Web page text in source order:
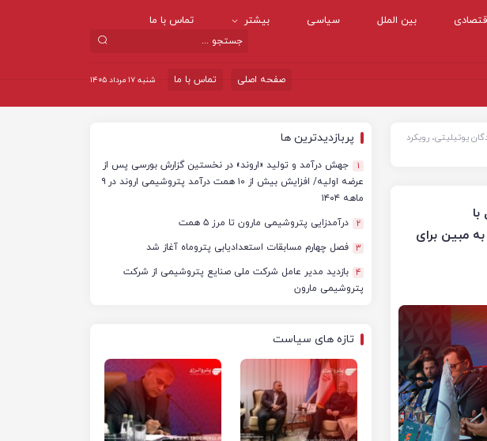
بین الملل سیاسی بیشتر تماس با ما
شنبه ۱۷ مرداد ۱۴۰۵ تماس با ما
صفحه اصلی
یوتیلیتی، رویکرد
خلیج‌فارس/ تخصیص ۲.۵ هکتار زمین به مبین برای
پربازدیدترین ها
1
جهش درآمد و تولید «اروند» در نخستین گزارش بورسی پس از
عرضه اولیه/ افزایش بیش از ۱۰ همت درآمد پتروشیمی اروند در ۹
ماهه ۱۴۰۴
2 درآمدزایی پتروشیمی مارون تا مرز ۵ همت
3 فصل چهارم مسابقات استعدادیابی پتروماه آغاز شد
4 بازدید مدیر عامل شرکت ملی صنایع پتروشیمی از شرکت
پتروشیمی مارون
تازه های سیاست